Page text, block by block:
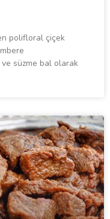
polifloral çiçek
süzme bal olarak